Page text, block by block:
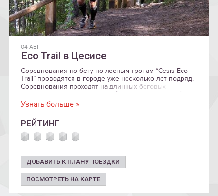
04 АВГ
Eco Trail в Цесисе
Соревнования по бегу по лесным тропам “Cēsis Eco
Trail” проводятся в городе уже несколько лет подряд.
Соревнования проходят на длинных беговых
дистанциях под открытым небом и по живописной
территории Цесиса и Национального парка Гауя.
Узнать больше »
РЕЙТИНГ
ДОБАВИТЬ К ПЛАНУ ПОЕЗДКИ
ПОСМОТРЕТЬ НА КАРТЕ